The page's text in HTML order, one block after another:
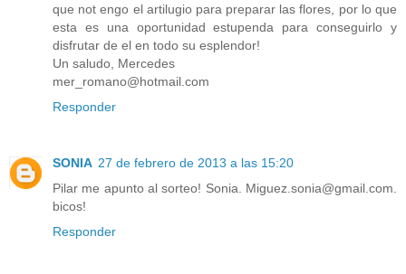
que not engo el artilugio para preparar las flores, por lo que
esta es una oportunidad estupenda para conseguirlo y
disfrutar de el en todo su esplendor!
Un saludo, Mercedes
mer_romano@hotmail.com
Responder
SONIA 27 de febrero de 2013 a las 15:20
Pilar me apunto al sorteo! Sonia. Miguez.sonia@gmail.com.
bicos!
Responder